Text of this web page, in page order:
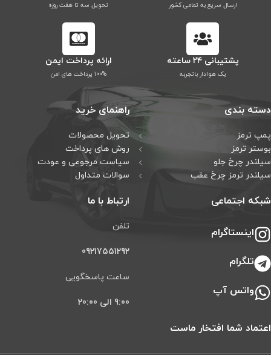
ارسال سریع به تمامی کشور تحویل سه تا هفت روزه
پشتیبانی ۲۴ ساعته
یک هوادار باتجربه
ارائه پرداخت ایمن
۱۰۰% پرداخت های امن
دسته بندی
پمپ ترمز
بوستر ترمز
سیلندر چرخ جلو
سیلندر ترمز چرخ عقب
راهنمای خرید
تحویل محصولات
روش های پرداخت
سیاست مرجوعی و عودت
سوالات متداول
شبکه اجتماعی
اینستاگرام
تلگرام
واتس آپ
ارتباط با ما
تلفن
09217551292
ساعت پاسخگویی
9:00 الی 20:00
اعتماد شما افتخار ماست